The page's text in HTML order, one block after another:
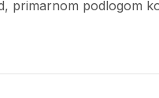
primarnom podlogom